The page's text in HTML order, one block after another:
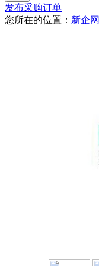
发布采购订单
您所在的位置： 新企网